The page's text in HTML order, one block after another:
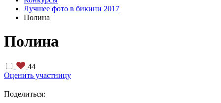
Лучшее фото в бикини 2017
Полина
Полина
44
Оценить участницу
Поделиться: